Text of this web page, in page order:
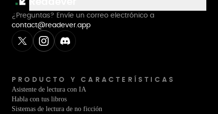
¿Preguntas? Envíe un correo electrónico a
contact@readever.app
PRODUCTO Y CARACTERÍSTICAS
Asistente de lectura con IA
Habla con tus libros
Sistemas de lectura de no ficción